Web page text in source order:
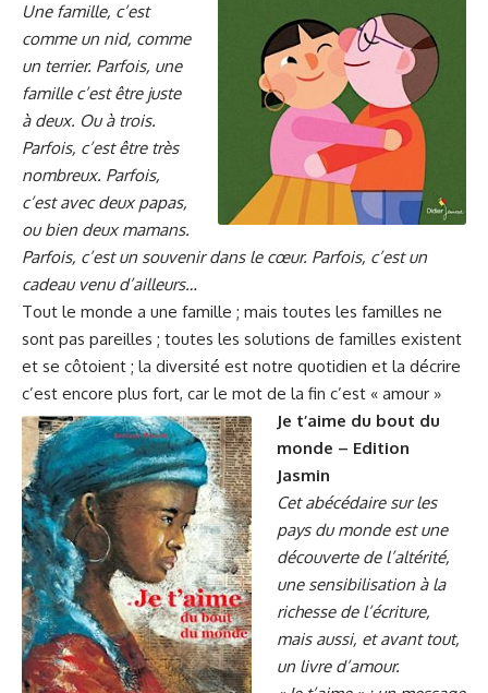
Une famille, c’est
comme un nid, comme
un terrier. Parfois, une
famille c’est être juste
à deux. Ou à trois.
Parfois, c’est être très
nombreux. Parfois,
c’est avec deux papas,
ou bien deux mamans.
Parfois, c’est un souvenir dans le cœur. Parfois, c’est un
cadeau venu d’ailleurs…
Tout le monde a une famille ; mais toutes les familles ne
sont pas pareilles ; toutes les solutions de familles existent
et se côtoient ; la diversité est notre quotidien et la décrire
c’est encore plus fort, car le mot de la fin c’est « amour »
Je t’aime du bout du
monde – Edition
Jasmin
Cet abécédaire sur les
pays du monde est une
découverte de l’altérité,
une sensibilisation à la
richesse de l’écriture,
mais aussi, et avant tout,
un livre d’amour.